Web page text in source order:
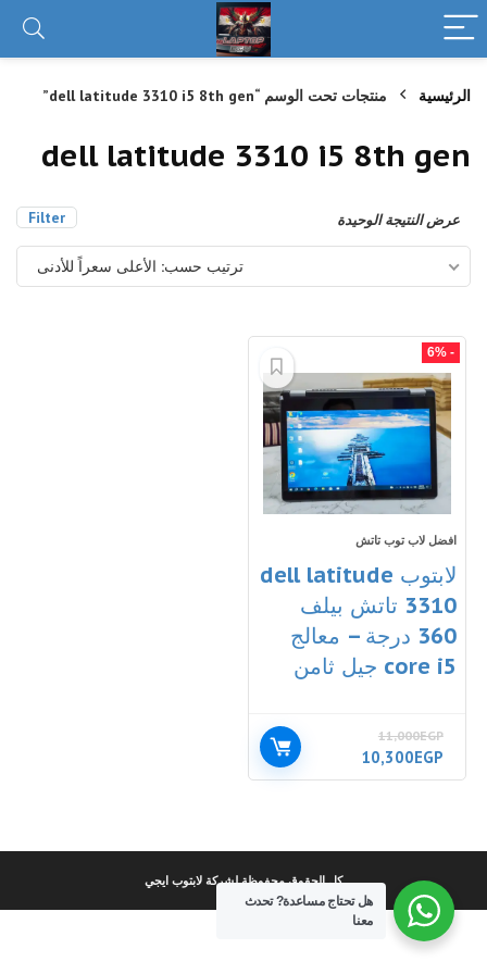
الرئيسية منتجات تحت الوسم “dell latitude 3310 i5 8th gen”
dell latitude 3310 i5 8th gen
Filter عرض النتيجة الوحيدة
ترتيب حسب: الأعلى سعراً للأدنى
- 6%
افضل لاب توب تاتش
لابتوب dell latitude
3310 تاتش بيلف
360 درجة – معالج
core i5 جيل ثامن
11,000EGP
السعر
الأصلي
10,300EGP
الحالي
كل الحقوق محفوظة لشركة لابتوب ايجي
هل تحتاج مساعدة?تحدث
معنا